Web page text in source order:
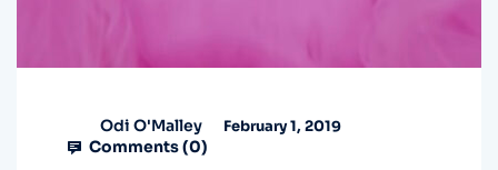
Odi O'Malley February 1, 2019
Comments (0)